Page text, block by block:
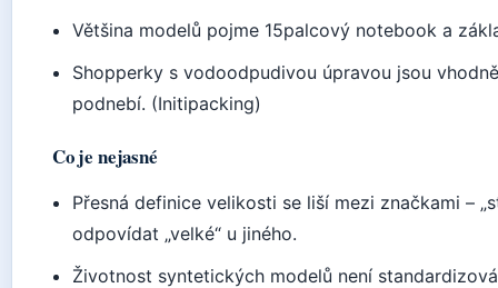
Většina modelů pojme 15palcový notebook a
Shopperky s vodoodpudivou úpravou jsou
podnebí. (Initipacking)
Co je nejasné
Přesná definice velikosti se liší mezi značkami –
odpovídat „velké“ u jiného.
Životnost syntetických modelů není